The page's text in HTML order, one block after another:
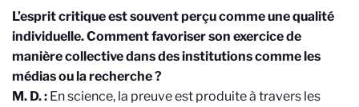
L’esprit critique est souvent perçu comme une qualité
individuelle. Comment favoriser son exercice de
manière collective dans des institutions comme les
médias ou la recherche ?
M. D. : En science, la preuve est produite à travers les